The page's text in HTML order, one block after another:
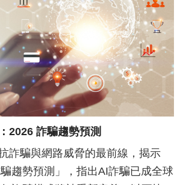
2026 詐騙趨勢預測
詐騙與網路威脅的最前線，揭示
騙趨勢預測」，指出AI詐騙已成全球